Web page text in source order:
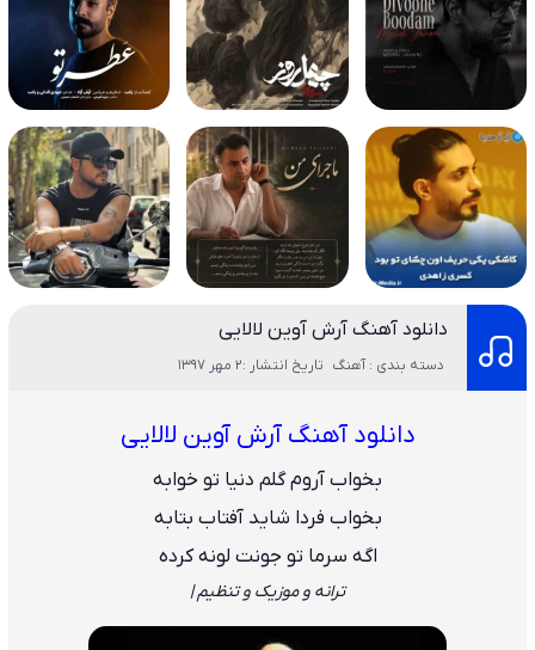
دانلود آهنگ آرش آوین لالایی
دسته بندی : آهنگ تاریخ انتشار :2 مهر 1397
دانلود آهنگ آرش آوین لالایی
بخواب آروم گلم دنیا تو خوابه
بخواب فردا شاید آفتاب بتابه
اگه سرما تو جونت لونه کرده
ترانه و موزیک و تنظیم |